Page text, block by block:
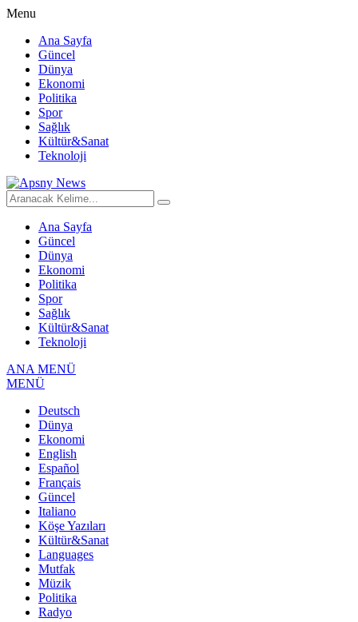
Menu
Ana Sayfa
Güncel
Dünya
Ekonomi
Politika
Spor
Sağlık
Kültür&Sanat
Teknoloji
Ana Sayfa
Güncel
Dünya
Ekonomi
Politika
Spor
Sağlık
Kültür&Sanat
Teknoloji
ANA MENÜ
MENÜ
Deutsch
Dünya
Ekonomi
English
Español
Français
Güncel
Italiano
Köşe Yazıları
Kültür&Sanat
Languages
Mutfak
Müzik
Politika
Radyo